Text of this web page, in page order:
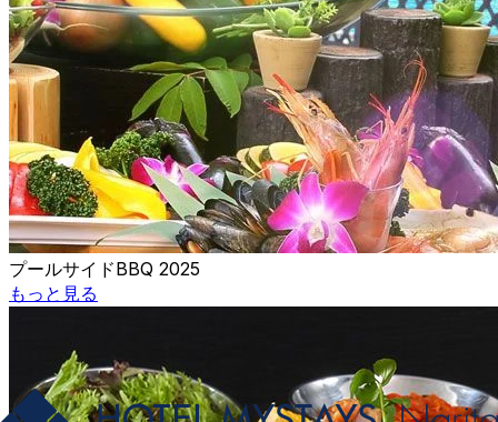
プールサイドBBQ 2025
もっと見る